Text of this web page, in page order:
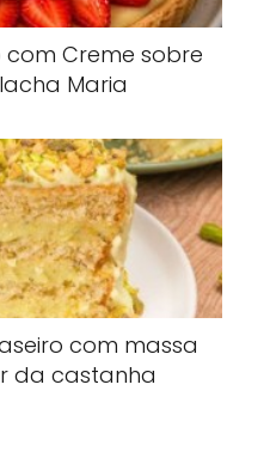
Creme sobre
Maria
com massa
da castanha